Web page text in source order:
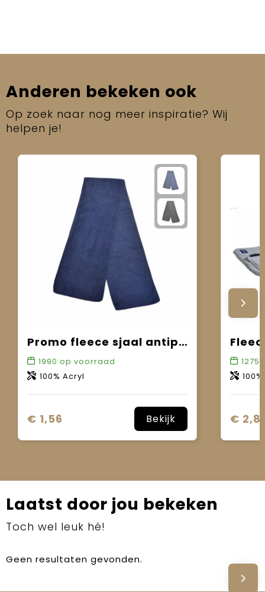
Anderen bekeken ook
Op zoek naar nog meer inspiratie? Wij
helpen je!
Promo fleece sjaal antipilling
1990 op voorraad
100% Acryl
€ 1,56 Bekijk
12755
€
Laatst door jou bekeken
Toch wel leuk hé!
Geen resultaten gevonden.